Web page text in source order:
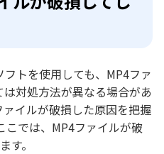
トを使用しても、MP4ファ
対処方法が異なる場合があ
イルが破損した原因を把握
こでは、MP4ファイルが破
す。